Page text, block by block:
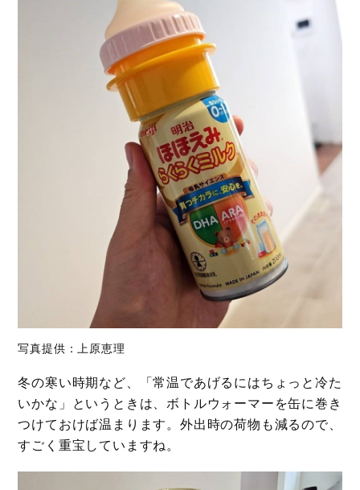
写真提供：上原恵理
冬の寒い時期など、「常温であげるにはちょっと冷た
いかな」というときは、ボトルウォーマーを缶に巻き
つけておけば温まります。外出時の荷物も減るので、
すごく重宝していますね。